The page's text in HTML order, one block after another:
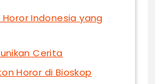
Horor Indonesia yang
Cerita
Horor di Bioskop